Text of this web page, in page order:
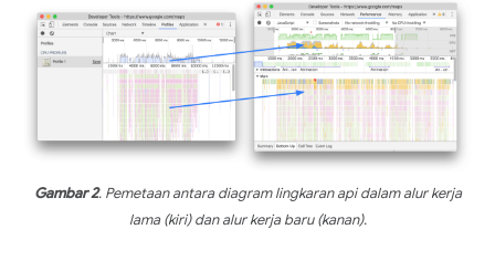
Gambar 2. Pemetaan antara diagram lingkaran api dalam alur kerja
lama (kiri) dan alur kerja baru (kanan).